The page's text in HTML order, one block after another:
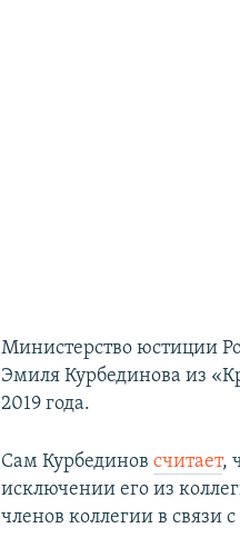
Министерство юстиции
Эмиля Курбединова из
2019 года.
Сам Курбединовсчитает,
исключении его из
членов коллегии в связи